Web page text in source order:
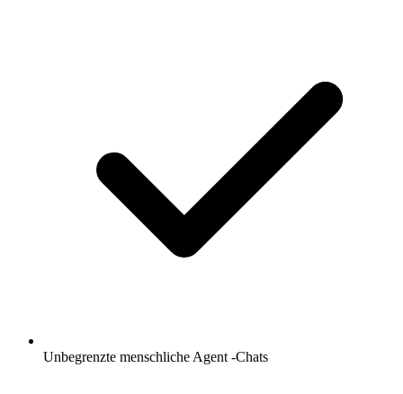
Unbegrenzte menschliche Agent -Chats